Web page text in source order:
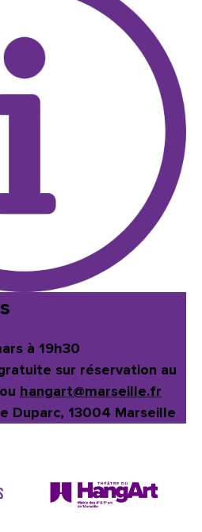
à 19h30
sur réservation au
hangart@marseille.fr
Duparc, 13004 Marseille